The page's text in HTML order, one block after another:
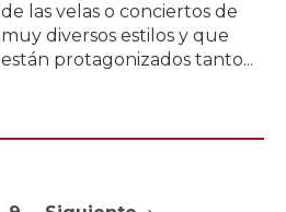
de las velas o conciertos de
muy diversos estilos y que
están protagonizados tanto...